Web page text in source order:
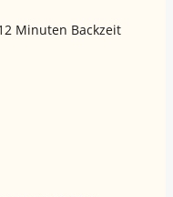
Minuten Backzeit